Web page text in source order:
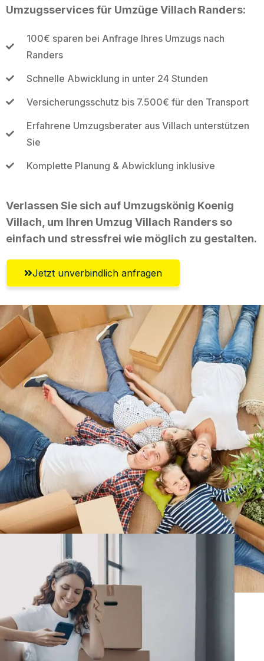
Umzugsservices für Umzüge Villach Randers:
100€ sparen bei Anfrage Ihres Umzugs nach
Randers
Schnelle Abwicklung in unter 24 Stunden
Versicherungsschutz bis 7.500€ für den Transport
Erfahrene Umzugsberater aus Villach unterstützen
Sie
Komplette Planung & Abwicklung inklusive
Verlassen Sie sich auf Umzugskönig Koenig
Villach, um Ihren Umzug Villach Randers so
einfach und stressfrei wie möglich zu gestalten.
Jetzt unverbindlich anfragen